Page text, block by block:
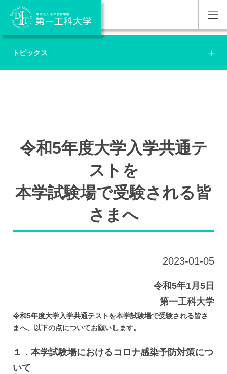
トピックス
令和5年度大学入学共通テ
ストを
本学試験場で受験される皆
さまへ
2023-01-05
令和5年1月5日
第一工科大学
令和5年度大学入学共通テストを本学試験場で受験される皆さ
まへ、以下の点についてお願いします。
１．本学試験場におけるコロナ感染予防対策につ
いて